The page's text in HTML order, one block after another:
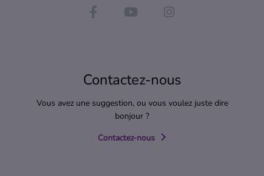
Contactez-nous
Vous avez une suggestion, ou vous voulez juste dire
bonjour ?
Contactez-nous